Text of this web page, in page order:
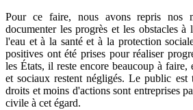
Pour ce faire, nous avons repris nos
documenter les progrès et les obstacles à
l'eau et à la santé et à la protection
positives ont été prises pour réaliser
les États, il reste encore beaucoup à faire,
et sociaux restent négligés. Le public est
droits et moins d'actions sont entreprises
civile à cet égard.